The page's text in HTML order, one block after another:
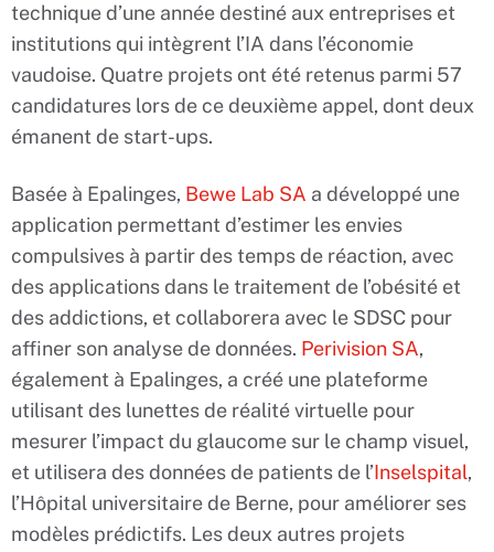
technique d’une année destiné aux entreprises et
institutions qui intègrent l’IA dans l’économie
vaudoise. Quatre projets ont été retenus parmi 57
candidatures lors de ce deuxième appel, dont deux
émanent de start-ups.
Basée à Epalinges, Bewe Lab SA a développé une
application permettant d’estimer les envies
compulsives à partir des temps de réaction, avec
des applications dans le traitement de l’obésité et
des addictions, et collaborera avec le SDSC pour
affiner son analyse de données. Perivision SA,
également à Epalinges, a créé une plateforme
utilisant des lunettes de réalité virtuelle pour
mesurer l’impact du glaucome sur le champ visuel,
et utilisera des données de patients de l’Inselspital,
l’Hôpital universitaire de Berne, pour améliorer ses
modèles prédictifs. Les deux autres projets